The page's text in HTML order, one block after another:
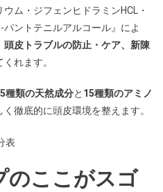
ム・ジフェンヒドラミンHCL・
パントテニルアルコール』によ
頭皮トラブルの防止・ケア、新陳
れます。
種類の天然成分と 15種類のアミノ
徹底的に頭皮環境を整えます。
のここがスゴ